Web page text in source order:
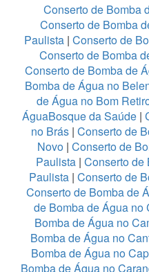
Conserto de Bomba
Conserto de Bomba
Paulista| Conserto de
Conserto de Bomba
Conserto de Bomba de
Bomba de Água no
de Água no Bom
ÁguaBosque da Saúde |
no Brás | Conserto de
Novo| Conserto de
Paulista| Conserto de
Paulista| Conserto de
Conserto de Bomba de
de Bomba de Água no
Bomba de Água no
Bomba de Água no
Bomba de Água no
Bomba de Água no